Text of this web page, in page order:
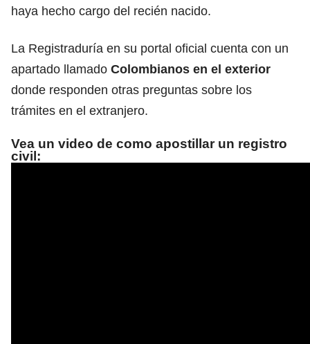
haya hecho cargo del recién nacido.
La Registraduría en su portal oficial cuenta con un
apartado llamado Colombianos en el exterior
donde responden otras preguntas sobre los
trámites en el extranjero.
Vea un video de como apostillar un registro
civil: